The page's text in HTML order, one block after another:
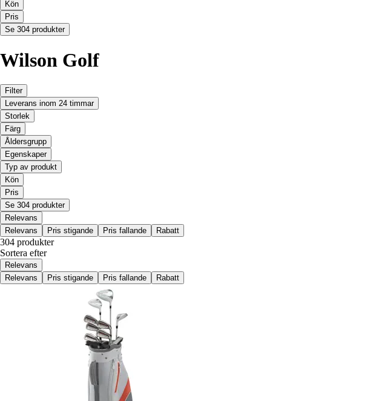
Kön
Pris
Se 304 produkter
Wilson Golf
Filter
Leverans inom 24 timmar
Storlek
Färg
Åldersgrupp
Egenskaper
Typ av produkt
Kön
Pris
Se 304 produkter
Relevans
Relevans
Pris stigande Pris fallande Rabatt
304 produkter
Sortera efter
Relevans
Relevans
Pris stigande Pris fallande Rabatt